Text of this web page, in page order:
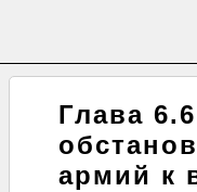
Глава
армий к